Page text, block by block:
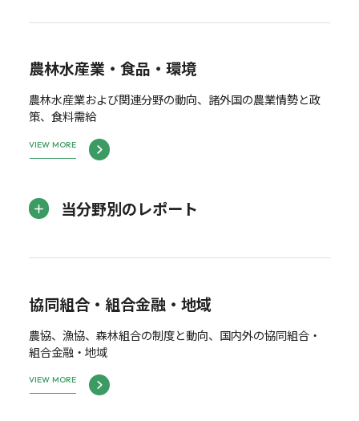
農林水産業・食品・環境
農林水産業および関連分野の動向、諸外国の農業情勢と政
策、食料需給
VIEW MORE
当分野別のレポート
協同組合・組合金融・地域
農協、漁協、森林組合の制度と動向、国内外の協同組合・
組合金融・地域
VIEW MORE